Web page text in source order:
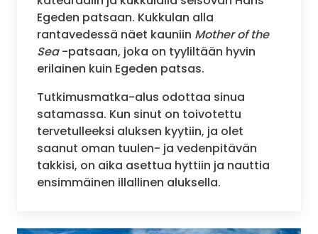
Egeden patsaan. Kukkulan alla
rantavedessä näet kauniin Mother of the
Sea-patsaan, joka on tyyliltään hyvin
erilainen kuin Egeden patsas.
Tutkimusmatka-alus odottaa sinua
satamassa. Kun sinut on toivotettu
tervetulleeksi aluksen kyytiin, ja olet
saanut oman tuulen- ja vedenpitävän
takkisi, on aika asettua hyttiin ja nauttia
ensimmäinen illallinen aluksella.